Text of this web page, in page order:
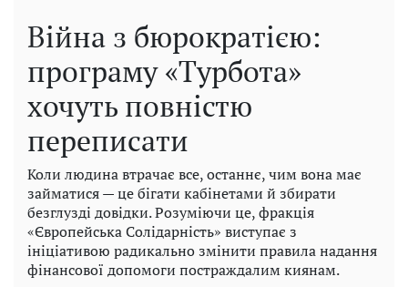
Війна з бюрократією:
програму «Турбота»
хочуть повністю
переписати
Коли людина втрачає все, останнє, чим вона має
займатися — це бігати кабінетами й збирати
безглузді довідки. Розуміючи це, фракція
«Європейська Солідарність» виступає з
ініціативою радикально змінити правила надання
фінансової допомоги постраждалим киянам.